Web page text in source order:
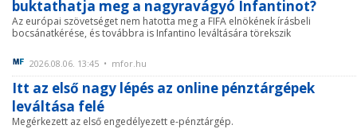
buktathatja meg a nagyravágyó Infantinot?
Az európai szövetséget nem hatotta meg a FIFA elnökének írásbeli
bocsánatkérése, és továbbra is Infantino leváltására törekszik
2026.08.06. 13:45 • mfor.hu
Itt az első nagy lépés az online pénztárgépek
leváltása felé
Megérkezett az első engedélyezett e-pénztárgép.